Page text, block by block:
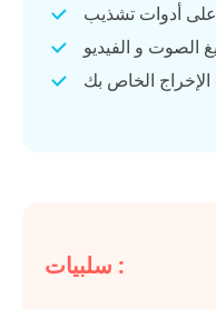
أدوات تشذيب
الصوت و الفيديو
الخاص بك
سلبيات :